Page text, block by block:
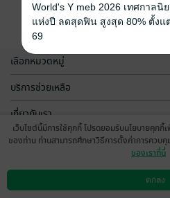
เลือกหมวดหมู่
บริการช่วยเหลือ
เกี่ยวกับเรา
กลุ่มธุรกิจในเครือ
ดาวน์โหลดแอป
เว็บไซต์นี้มีการใช้คุกกี้ โปรดยอมรับนโยบายคุก
ของท่าน ท่านสามารถศึกษาวิธีการตั้งค่าการควบ
ของเราที่นี่
ตกลง
World's Y meb 2026 เทศกาล
แห่งปี ลดสุดฟิน สูงสุด 80% ตั้งแ
69